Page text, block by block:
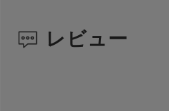
レビュー